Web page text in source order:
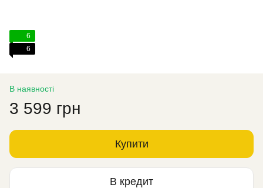
6
6
В наявності
3 599 грн
Купити
В кредит